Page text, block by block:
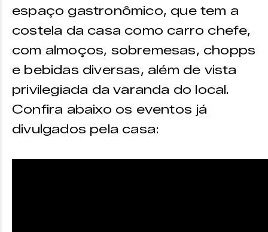
espaço gastronômico, que tem a
costela da casa como carro chefe,
com almoços, sobremesas, chopps
e bebidas diversas, além de vista
privilegiada da varanda do local.
Confira abaixo os eventos já
divulgados pela casa: